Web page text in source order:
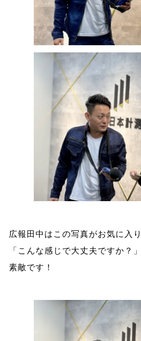
広報田中はこの写真がお気に入
「こんな感じで大丈夫ですか？
素敵です！